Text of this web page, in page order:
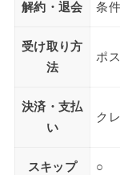
解約・退会 条
受け取り方
法
ポ
決済・支払
い
ク
スキップ ○